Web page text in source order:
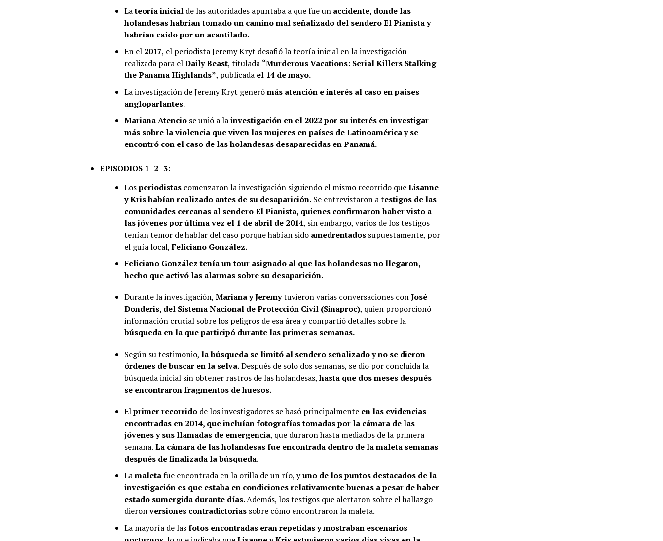
Lateoría inicial de las autoridades apuntaba a que fue un accidente, donde las
holandesas habrían tomado un camino mal señalizado del sendero El Pianista y
habrían caído por un acantilado.
En el 2017, el periodista Jeremy Kryt desafió la teoría inicial en la investigación
realizada para elDaily Beast, titulada “Murderous Vacations: Serial Killers Stalking
the Panama Highlands”, publicada el 14 de mayo.
La investigación de Jeremy Kryt generómás atención e interés al caso en países
angloparlantes.
Mariana Atencio se unió a lainvestigación en el 2022 por su interés en investigar
más sobre la violencia que viven las mujeres en países de Latinoamérica y se
encontró con el caso de las holandesas desaparecidas en Panamá.
EPISODIOS 1- 2 -3:
Losperiodistas comenzaron la investigación siguiendo el mismo recorrido queLisanne
y Kris habían realizado antes de su desaparición. Se entrevistaron a testigos de las
comunidades cercanas al sendero El Pianista, quienes confirmaron haber visto a
las jóvenes por última vez el 1 de abril de 2014, sin embargo, varios de los testigos
tenían temor de hablar del caso porque habían sido amedrentados supuestamente, por
el guía local,Feliciano González.
Feliciano González tenía un tour asignado al que las holandesas no llegaron,
hecho que activó las alarmas sobre su desaparición.
Durante la investigación, Mariana y Jeremytuvieron varias conversaciones conJosé
Donderis, del Sistema Nacional de Protección Civil (Sinaproc), quien proporcionó
información crucial sobre los peligros de esa área y compartió detalles sobre la
búsqueda en la que participó durante las primeras semanas.
Según su testimonio, la búsqueda se limitó al sendero señalizado y no se dieron
órdenes de buscar en la selva.Después de solo dos semanas, se dio por concluida la
búsqueda inicial sin obtener rastros de las holandesas,hasta que dos meses después
se encontraron fragmentos de huesos.
Elprimer recorrido de los investigadores se basó principalmente en las evidencias
encontradas en 2014, que incluían fotografías tomadas por la cámara de las
jóvenes y sus llamadas de emergencia, que duraron hasta mediados de la primera
semana. La cámara de las holandesas fue encontrada dentro de la maleta semanas
después de finalizada la búsqueda.
Lamaletafue encontrada en la orilla de un río, yuno de los puntos destacados de la
investigación es que estaba en condiciones relativamente buenas a pesar de haber
estado sumergida durante días.Además, los testigos que alertaron sobre el hallazgo
dieronversiones contradictorias sobre cómo encontraron la maleta.
La mayoría de lasfotos encontradas eran repetidas y mostraban escenarios